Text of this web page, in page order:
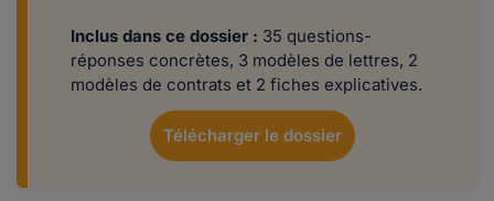
Inclus dans ce dossier : 35 questions-
réponses concrètes, 3 modèles de lettres, 2
modèles de contrats et 2 fiches explicatives.
Télécharger le dossier